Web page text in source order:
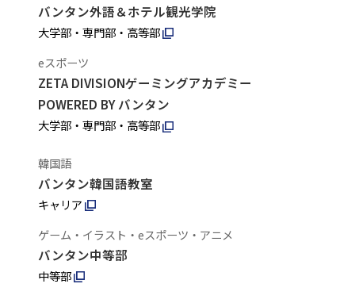
バンタン外語＆ホテル観光学院
大学部・専門部・高等部
eスポーツ
ZETA DIVISIONゲーミングアカデミー
POWERED BY バンタン
大学部・専門部・高等部
韓国語
バンタン韓国語教室
キャリア
ゲーム・イラスト・eスポーツ・アニメ
バンタン中等部
中等部